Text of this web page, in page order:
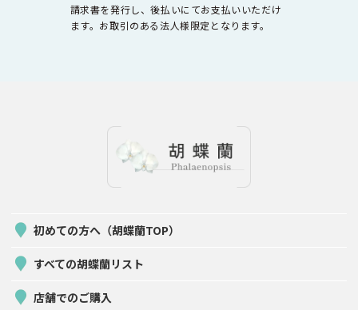
請求書を発行し、後払いにてお支払いいただけ
ます。お取引のある法人様限定となります。
初めての方へ（胡蝶蘭TOP）
すべての胡蝶蘭リスト
店舗でのご購入